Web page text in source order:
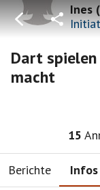
Ines(
Dart
macht
15
Berichte Infos